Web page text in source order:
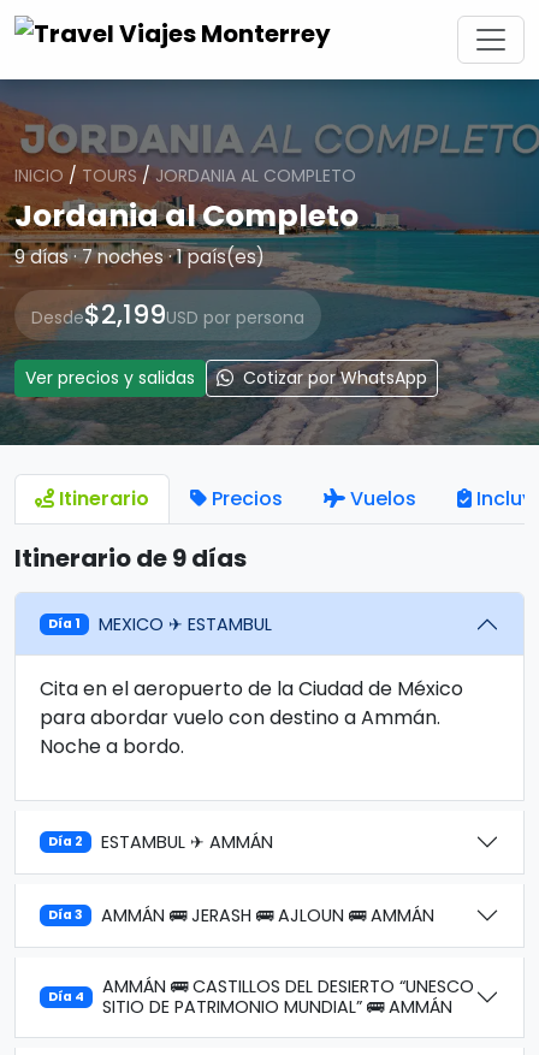
INICIO / TOURS/JORDANIA AL COMPLETO
Jordania al Completo
9 días · 7 noches · 1 país(es)
Desde$2,199USD por persona
Ver precios y salidas Cotizar por WhatsApp
Itinerario Precios Vuelos
Itinerario de 9 días
Día 1 MEXICO ✈ ESTAMBUL
Cita en el aeropuerto de la Ciudad de México
para abordar vuelo con destino a Ammán.
Noche a bordo.
Día 2 ESTAMBUL ✈ AMMÁN
Día 3 AMMÁN 🚌 JERASH 🚌 AJLOUN 🚌 AMMÁN
Día 4
AMMÁN 🚌 CASTILLOS DEL DESIERTO “UNESCO
SITIO DE PATRIMONIO MUNDIAL” 🚌 AMMÁN